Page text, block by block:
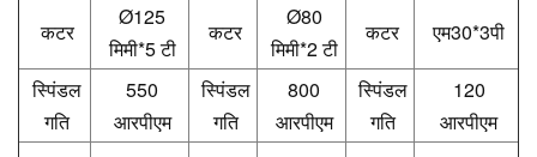
कटर
Ø125
मिमी*5 टी
कटर
Ø80
मिमी*2 टी
कटर एम30*3पी
स्पिंडल
गति
550
आरपीएम
स्पिंडल
गति
800
आरपीएम
स्पिंडल
गति
120
आरपीएम